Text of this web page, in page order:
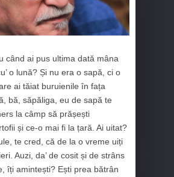
când ai pus ultima dată mâna
o lună? Și nu era o sapă, ci o
ai tăiat buruienile în fața
bă, săpăliga, eu de sapă te
la câmp să prășești
și ce-o mai fi la țară. Ai uitat?
te cred, că de la o vreme uiți
Auzi, da’ de cosit și de strâns
îți amintești? Ești prea bătrân